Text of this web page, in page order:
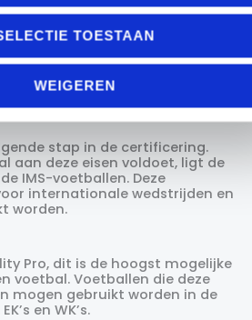
TOESTAAN
WEIGEREN
Quality Pro de hoogste.
Standard (IMS)
de voetbal aan hoge
en dat deze voor nationale en
gebruikt mag worden.
stap in de certificering.
aan deze eisen voldoet, ligt de
IMS-voetballen. Deze
internationale wedstrijden en
worden.
Pro, dit is de hoogst mogelijke
voetbal. Voetballen die deze
mogen gebruikt worden in de
en WK’s.